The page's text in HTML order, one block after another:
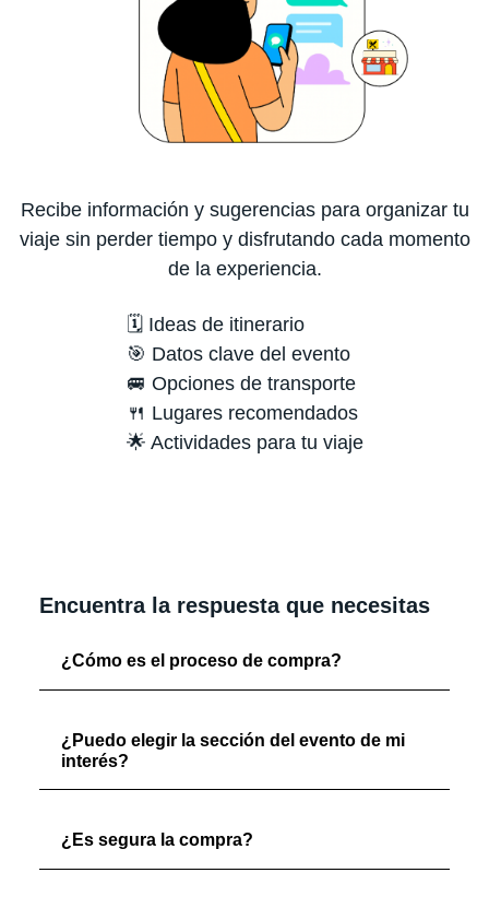
Recibe información y sugerencias para organizar tu
viaje sin perder tiempo y disfrutando cada momento
de la experiencia.
🗓️ Ideas de itinerario
🎯 Datos clave del evento
🚐 Opciones de transporte
🍴 Lugares recomendados
🌟 Actividades para tu viaje
Encuentra la respuesta que necesitas
¿Cómo es el proceso de compra?
¿Puedo elegir la sección del evento de mi
interés?
¿Es segura la compra?